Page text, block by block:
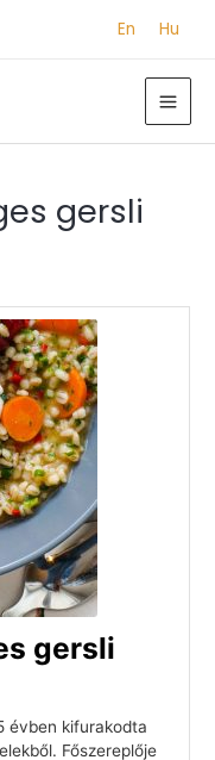
En Hu
gersli
gersli
évben kifurakodta
Főszereplője